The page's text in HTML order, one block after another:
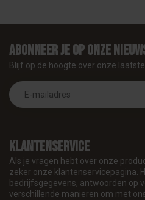
Klantenservice
Als je vragen hebt over onze
zeker onze klantenservicepagina.
bedrijfsgegevens, antwoorden op
verschillende manieren om met
Abonneer je op onze
Blijf op de hoogte over onze